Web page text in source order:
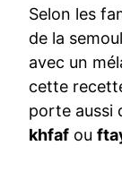
Selon les
de la
avec un
cette
porte aussi
khfaf ou